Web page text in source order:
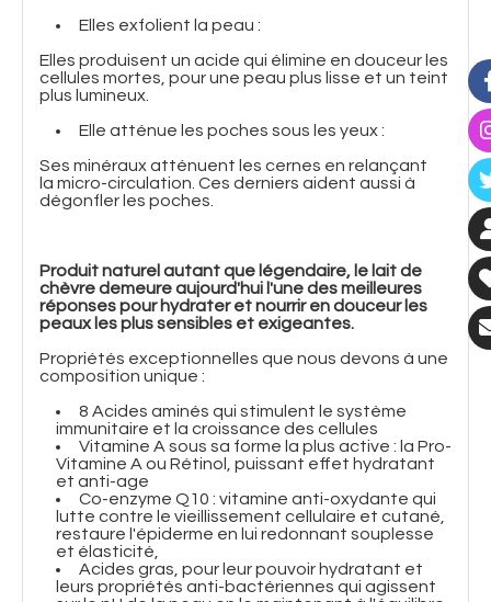
Elles exfolient la peau :
Elles produisent un acide qui élimine en douceur les
cellules mortes, pour une peau plus lisse et un teint
plus lumineux.
Elle atténue les poches sous les yeux :
Ses minéraux atténuent les cernes en relançant
la micro-circulation. Ces derniers aident aussi à
dégonfler les poches.
Produit naturel autant que légendaire, le lait de
chèvre demeure aujourd'hui l'une des meilleures
réponses pour hydrater et nourrir en douceur les
peaux les plus sensibles et exigeantes.
Propriétés exceptionnelles que nous devons à une
composition unique :
8 Acides aminés qui stimulent le système
immunitaire et la croissance des cellules
Vitamine A sous sa forme la plus active : la Pro-
Vitamine A ou Rétinol, puissant effet hydratant
et anti-age
Co-enzyme Q10 : vitamine anti-oxydante qui
lutte contre le vieillissement cellulaire et cutané,
restaure l'épiderme en lui redonnant souplesse
et élasticité,
Acides gras, pour leur pouvoir hydratant et
leurs propriétés anti-bactériennes qui agissent